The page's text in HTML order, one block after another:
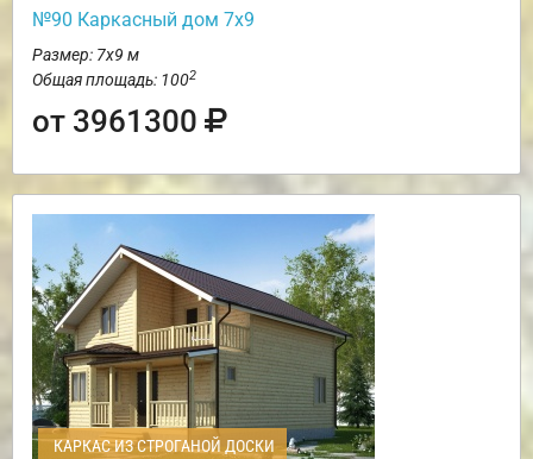
№90 Каркасный дом 7х9
Размер: 7х9 м
Общая площадь: 1002
от 3961300
КАРКАС ИЗ СТРОГАНОЙ ДОСКИ